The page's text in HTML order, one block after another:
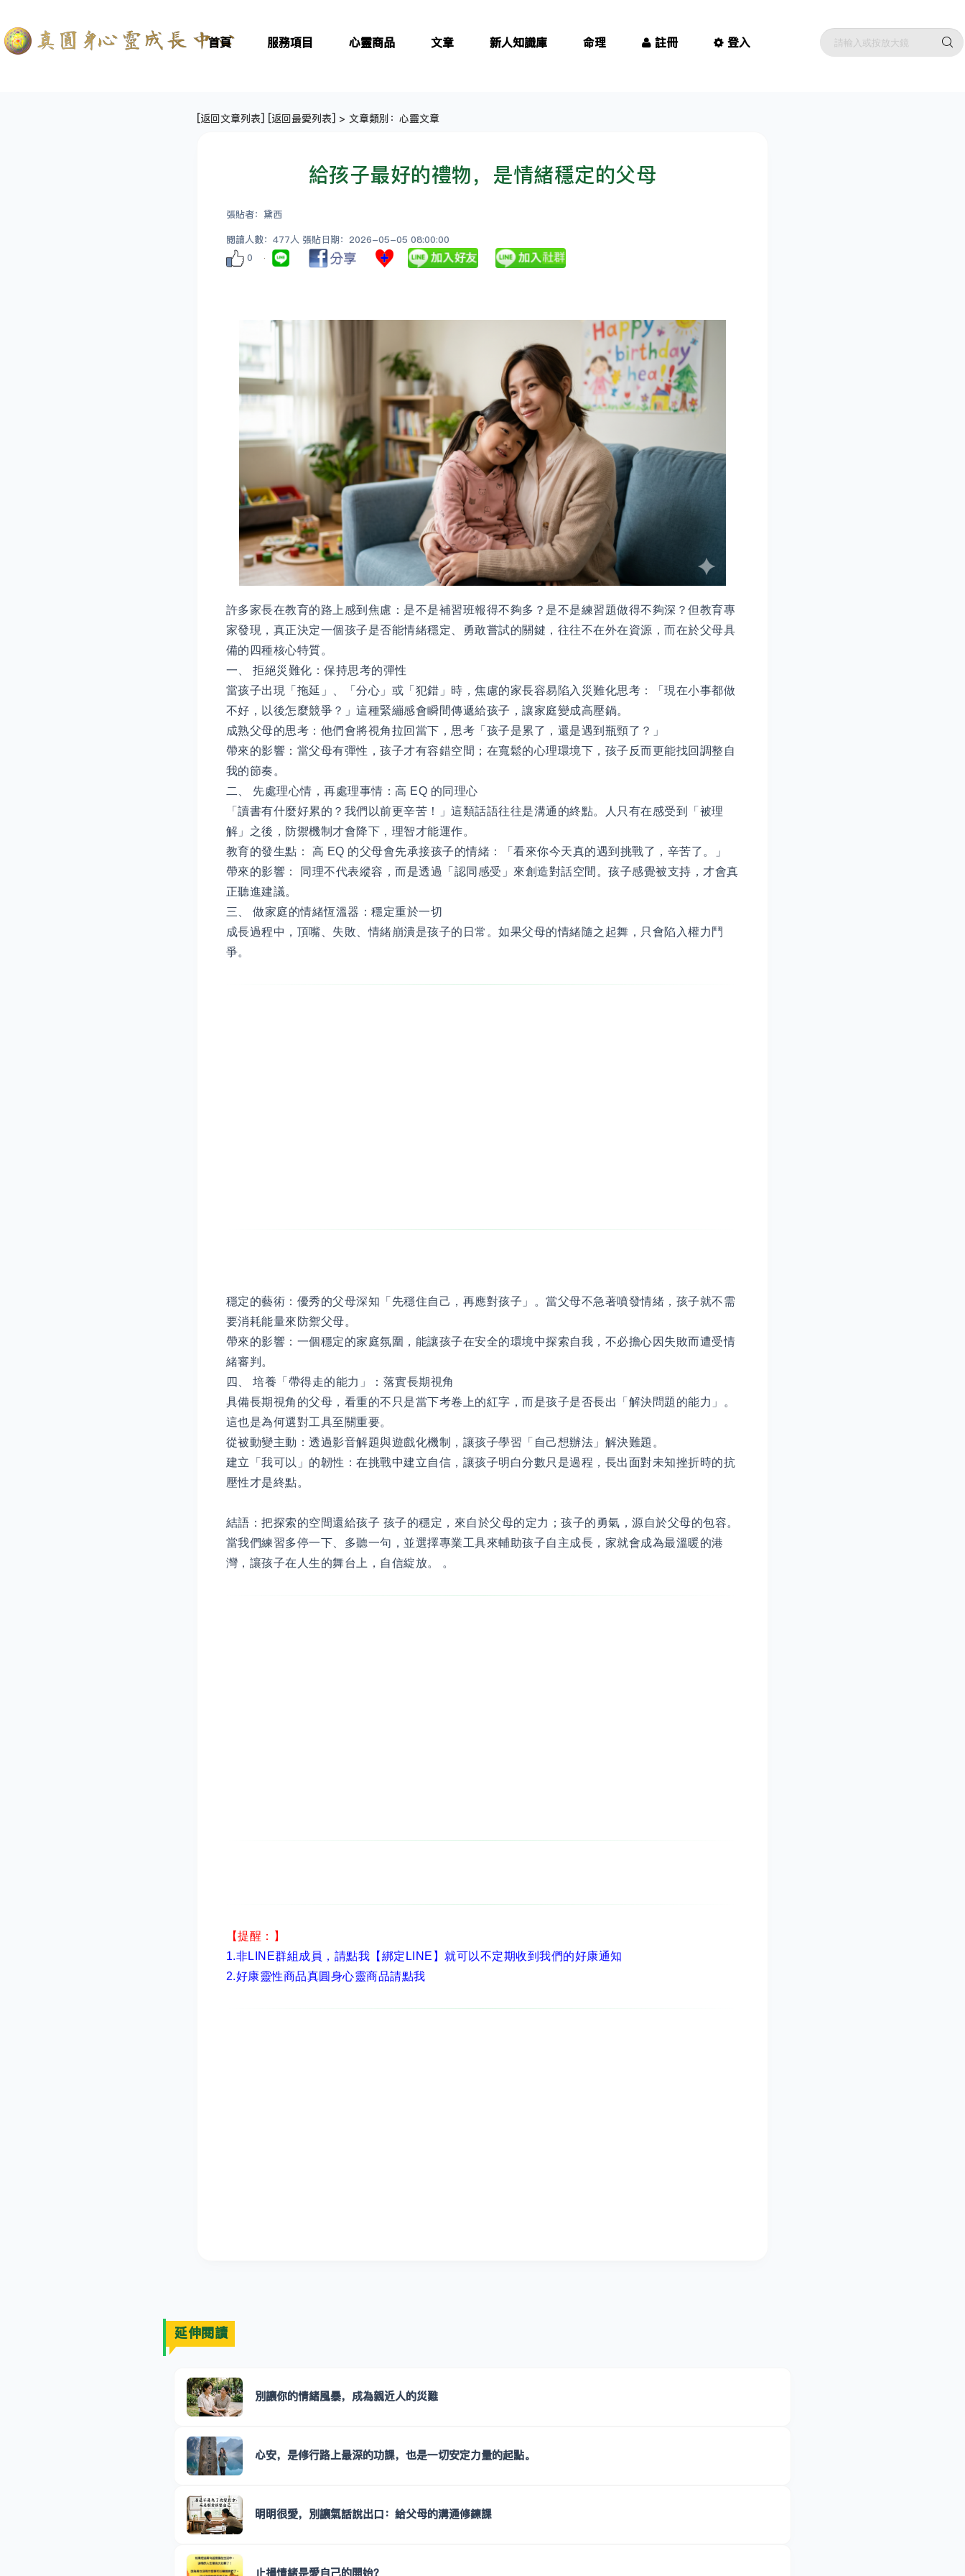
首頁 服務項目 心靈商品 文章 新人知識庫 命理 註冊 登入
[返回文章列表] [返回最愛列表] > 文章類別：心靈文章
給孩子最好的禮物，是情緒穩定的父母
張貼者：黛西
閱讀人數：477人 張貼日期：2026-05-05 08:00:00
0
許多家長在教育的路上感到焦慮：是不是補習班報得不夠多？是不是練習題做得不夠深？但教育專
家發現，真正決定一個孩子是否能情緒穩定、勇敢嘗試的關鍵，往往不在外在資源，而在於父母具
備的四種核心特質。
一、 拒絕災難化：保持思考的彈性
當孩子出現「拖延」、「分心」或「犯錯」時，焦慮的家長容易陷入災難化思考：「現在小事都做
不好，以後怎麼競爭？」這種緊繃感會瞬間傳遞給孩子，讓家庭變成高壓鍋。
成熟父母的思考：他們會將視角拉回當下，思考「孩子是累了，還是遇到瓶頸了？」
帶來的影響：當父母有彈性，孩子才有容錯空間；在寬鬆的心理環境下，孩子反而更能找回調整自
我的節奏。
二、 先處理心情，再處理事情：高 EQ 的同理心
「讀書有什麼好累的？我們以前更辛苦！」這類話語往往是溝通的終點。人只有在感受到「被理
解」之後，防禦機制才會降下，理智才能運作。
教育的發生點： 高 EQ 的父母會先承接孩子的情緒：「看來你今天真的遇到挑戰了，辛苦了。」
帶來的影響： 同理不代表縱容，而是透過「認同感受」來創造對話空間。孩子感覺被支持，才會真
正聽進建議。
三、 做家庭的情緒恆溫器：穩定重於一切
成長過程中，頂嘴、失敗、情緒崩潰是孩子的日常。如果父母的情緒隨之起舞，只會陷入權力鬥
爭。
穩定的藝術：優秀的父母深知「先穩住自己，再應對孩子」。當父母不急著噴發情緒，孩子就不需
要消耗能量來防禦父母。
帶來的影響：一個穩定的家庭氛圍，能讓孩子在安全的環境中探索自我，不必擔心因失敗而遭受情
緒審判。
四、 培養「帶得走的能力」：落實長期視角
具備長期視角的父母，看重的不只是當下考卷上的紅字，而是孩子是否長出「解決問題的能力」。
這也是為何選對工具至關重要。
從被動變主動：透過影音解題與遊戲化機制，讓孩子學習「自己想辦法」解決難題。
建立「我可以」的韌性：在挑戰中建立自信，讓孩子明白分數只是過程，長出面對未知挫折時的抗
壓性才是終點。
結語：把探索的空間還給孩子 孩子的穩定，來自於父母的定力；孩子的勇氣，源自於父母的包容。
當我們練習多停一下、多聽一句，並選擇專業工具來輔助孩子自主成長，家就會成為最溫暖的港
灣，讓孩子在人生的舞台上，自信綻放。 。
【提醒：】
1.非LINE群組成員， 請點我【綁定LINE】 就可以不定期收到我們的好康通知
2.好康靈性商品真圓身心靈商品請點我
延伸閱讀
別讓你的情緒風暴，成為親近人的災難
心安，是修行路上最深的功課，也是一切安定力量的起點。
明明很愛，別讓氣話說出口：給父母的溝通修鍊課
止損情緒是愛自己的開始？